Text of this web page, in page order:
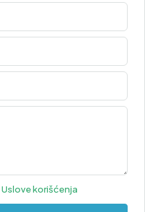
Uslove korišćenja